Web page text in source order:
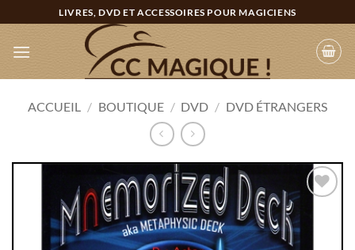
au
contenu
LIVRES, DVD ET ACCESSOIRES POUR MAGICIENS
ACCUEIL / BOUTIQUE / DVD / DVD ÉTRANGERS
Ajouter
wishlist